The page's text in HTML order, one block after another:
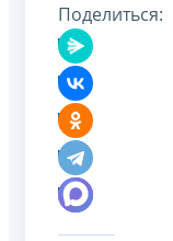
Поделиться: